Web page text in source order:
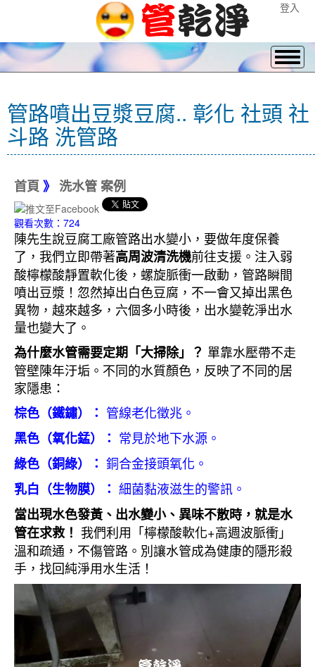
登入
管路噴出豆漿豆腐.. 彰化 社頭 社
斗路 洗管路
首頁 》 洗水管 案例
觀看次數：724
陳先生說豆腐工廠管路出水變小，要做年度保養
了，我們立即帶著高周波清洗機前往支援。注入弱
酸檸檬酸靜置軟化後，螺旋脈衝一啟動，管路瞬間
噴出豆漿！忽然掉出白色豆腐，不一會又掉出黑色
異物，越來越多，六個多小時後，出水變乾淨出水
量也變大了。
為什麼水管需要定期「大掃除」？ 單靠水壓帶不走
管壁陳年汙垢。不同的水質顏色，反映了不同的居
家隱患：
棕色（鐵鏽）： 管線老化徵兆。
黑色（氧化錳）： 常見於地下水源。
綠色（銅綠）： 銅合金接頭氧化。
乳白（生物膜）： 細菌黏液滋生的警訊。
當出現水色發黃、出水變小、異味不散時，就是水
管在求救！ 我們利用「檸檬酸軟化+高週波脈衝」
溫和疏通，不傷管路。別讓水管成為健康的隱形殺
手，找回純淨用水生活！